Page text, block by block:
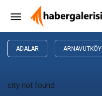
ADALAR ARNAVUTKÖY
city not found